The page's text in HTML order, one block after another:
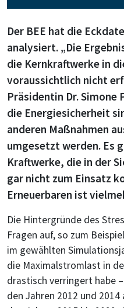
Der BEE hat die
analysiert. „Die
die Kernkraftwerke in
voraussichtlich nicht
Präsidentin Dr. Simone
die Energiesicherheit
anderen Maßnahmen
umgesetzt werden. Es
Kraftwerke, die in der
gar nicht zum Einsatz
Erneuerbaren ist
Die Hintergründe des
Fragen auf, so zum
im gewählten
die Maximalstromlast in
drastisch verringert habe
den Jahren 2012 und